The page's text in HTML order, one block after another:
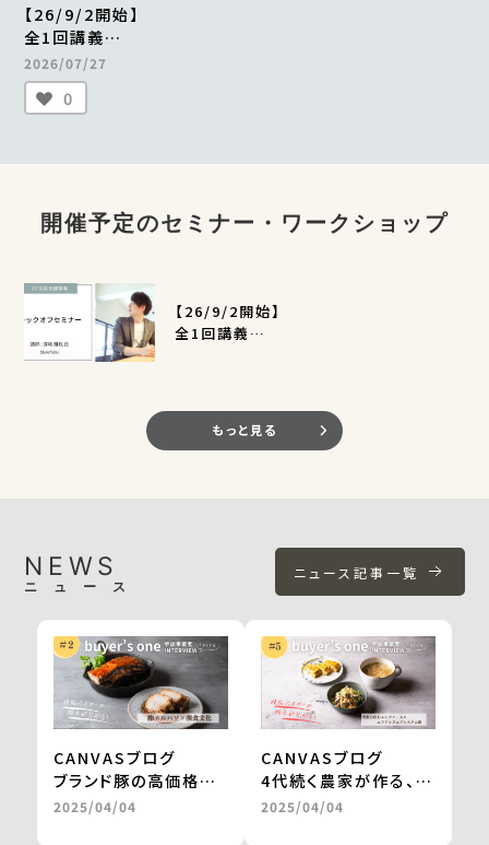
【26/9/2開始】
全1回講義
EC活用支援事業キックオフセミナー
（定員400名）
2026/07/27
0
開催予定のセミナー・ワークショップ
【26/9/2開始】
全1回講義
もっと見る
NEWS
ニュース
ニュース記事一覧
CANVASブログ
ブランド豚の高価格帯
ギフトが、お取り寄せグ
2025/04/04
CANVASブログ
4代続く農家が作る、無
農薬栽培・天日干しの
2025/04/04